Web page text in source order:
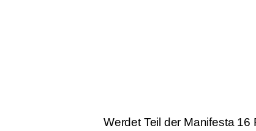
Werdet Teil der Manifesta